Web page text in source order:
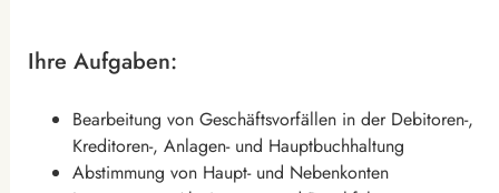
Ihre Aufgaben:
Bearbeitung von Geschäftsvorfällen in der Debitoren-,
Kreditoren-, Anlagen- und Hauptbuchhaltung
Abstimmung von Haupt- und Nebenkonten